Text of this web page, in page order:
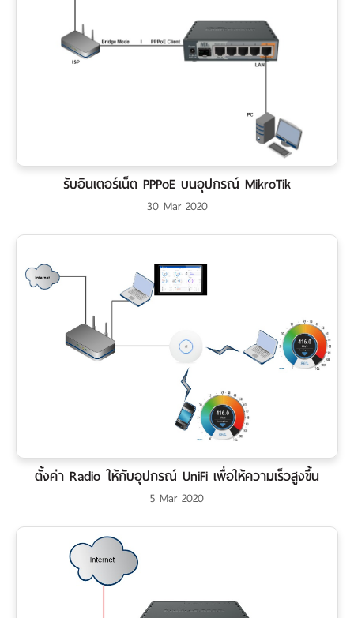
รับอินเตอร์เน็ต PPPoE บนอุปกรณ์ MikroTik
30 Mar 2020
ตั้งค่า Radio ให้กับอุปกรณ์ UniFi เพื่อให้ความเร็วสูงขึ้น
5 Mar 2020